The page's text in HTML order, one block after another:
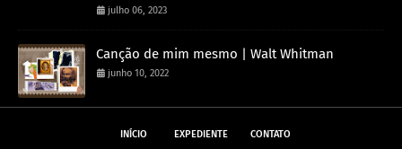
julho 06, 2023
Canção de mim mesmo | Walt Whitman
junho 10, 2022
INÍCIO EXPEDIENTE CONTATO